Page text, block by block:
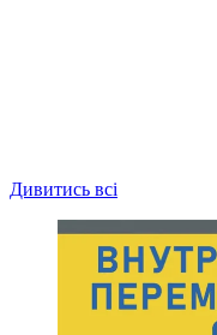
Дивитись всі